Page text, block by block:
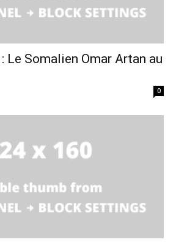
Le Somalien Omar Artan au
0